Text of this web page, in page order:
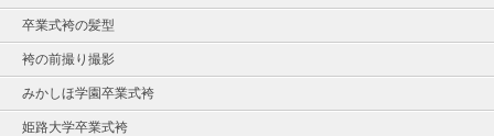
卒業式袴の髪型
袴の前撮り撮影
みかしほ学園卒業式袴
姫路大学卒業式袴